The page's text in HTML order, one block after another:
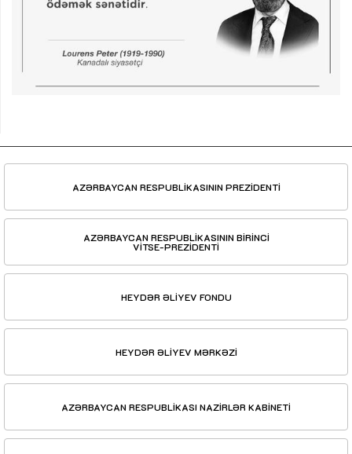
AZƏRBAYCAN RESPUBLİKASININ PREZİDENTİ
AZƏRBAYCAN RESPUBLİKASININ BİRİNCİ
VİTSE-PREZİDENTİ
HEYDƏR ƏLİYEV FONDU
HEYDƏR ƏLİYEV MƏRKƏZİ
AZƏRBAYCAN RESPUBLİKASI NAZİRLƏR KABİNETİ